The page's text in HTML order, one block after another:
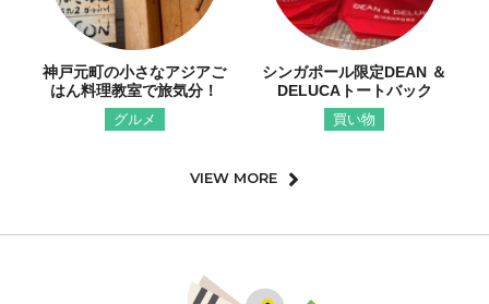
神戸元町の小さなアジアご
はん料理教室で旅気分！
グルメ
シンガポール限定DEAN ＆
DELUCAトートバック
買い物
VIEW MORE